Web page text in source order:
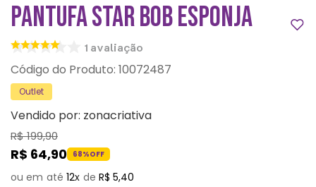
PANTUFA STAR BOB ESPONJA
1 avaliação
: 10072487
Outlet
Vendido por: zonacriativa
R$199,90
R$ 64,90 68%OFF
12 R$ 5,40